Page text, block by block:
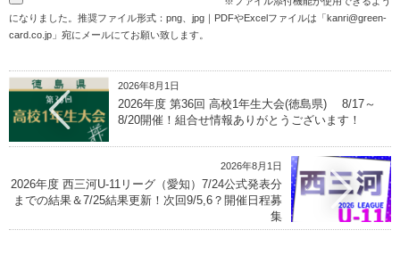
になりました。推奨ファイル形式：png、jpg｜PDFやExcelファイルは「 kanri@green-
card.co.jp 」宛にメールにてお願い致します。
2026年8月1日
2026年度 第36回 高校1年生大会(徳島県) 8/17～
8/20開催！組合せ情報ありがとうございます！
2026年8月1日
2026年度 西三河U-11リーグ（愛知）7/24公式発表分
までの結果＆7/25結果更新！次回9/5,6？開催日程募
集